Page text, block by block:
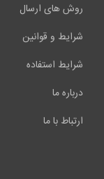
روش های ارسال
شرایط و قوانین
شرایط استفاده
درباره ما
ارتباط با ما